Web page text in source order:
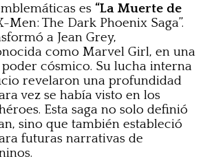
es “La Muerte de
Men: The Dark Phoenix Saga”.
a Jean Grey,
como Marvel Girl, en una
cósmico. Su lucha interna
revelaron una profundidad
vez se había visto en los
Esta saga no solo definió
sino que también estableció
futuras narrativas de